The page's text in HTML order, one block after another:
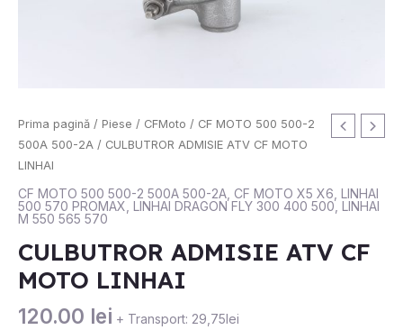
Prima pagină / Piese / CFMoto / CF MOTO 500 500-2
500A 500-2A / CULBUTROR ADMISIE ATV CF MOTO
LINHAI
CF MOTO 500 500-2 500A 500-2A CF MOTO X5 X6 LINHAI
500 570 PROMAX LINHAI DRAGON FLY 300 400 500, LINHAI
M 550 565 570
CULBUTROR ADMISIE ATV CF
MOTO LINHAI
120.00 lei + Transport: 29,75lei